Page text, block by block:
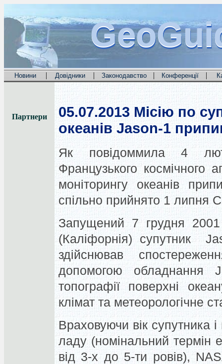
Новини | Довідники | Законодавство | Конференції |
Партнери 05.07.2013 Місію по
океанів Jason-1
Як повідоммила 4
Французького космічного
моніторингу океанів
спільно прийнято 1 липня
Запущений 7 грудня
(Каліфорнія) супутник
здійснював
допомогою обладнання
топографії поверхні
клімат та метеорологічне
Враховуючи вік супутника
ладу (номінальний термін
від 3-х до 5-ти ровів),